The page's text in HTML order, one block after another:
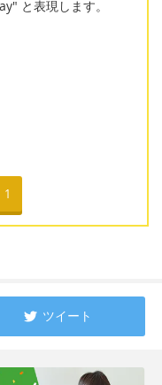
と表現します。
1
ツイート